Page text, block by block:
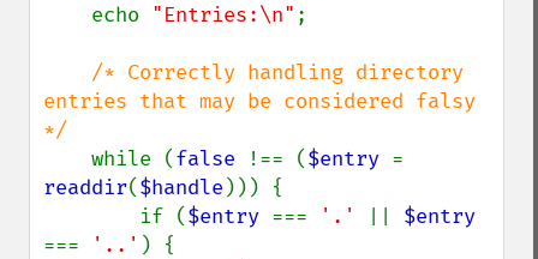
    echo
"Entries:\n" ;
/* Correctly handling directory
entries that may be considered falsy
*/
while (false !== ($entry
readdir($handle ))) {
        if (
$entry === '.'
===
'..' ) {